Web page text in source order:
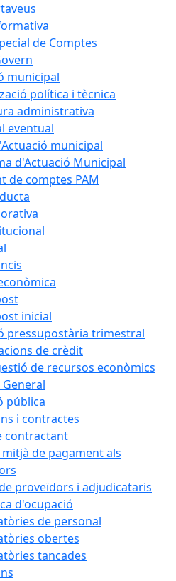
de Comptes
municipal
política i tècnica
administrativa
eventual
municipal
d'Actuació Municipal
de comptes PAM
inicial
pressupostària trimestral
de crèdit
de recursos econòmics
pública
i contractes
contractant
de pagament als
proveïdors i adjudicataris
d'ocupació
de personal
obertes
tancades